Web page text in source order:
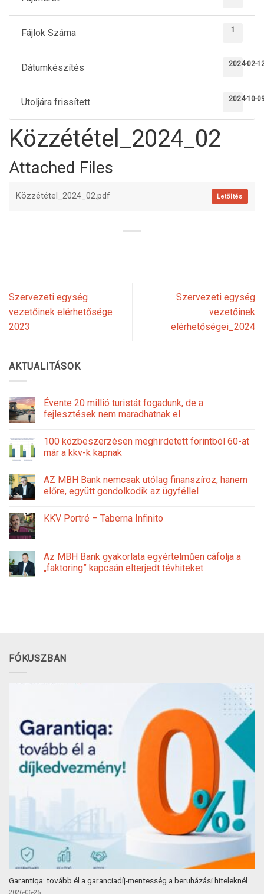
Fájlok Száma 1
Dátumkészítés 2024-02-
Utoljára frissített 2024-10-
Közzététel_2024_02
Attached Files
Közzététel_2024_02.pdf Letöltés
Szervezeti egység
vezetőinek elérhetősége
2023
Szervezeti egység
vezetőinek
elérhetőségei_2024
AKTUALITÁSOK
Évente 20 millió turistát fogadunk, de a
fejlesztések nem maradhatnak el
100 közbeszerzésen meghirdetett forintból 60-at
már a kkv-k kapnak
AZ MBH Bank nemcsak utólag finanszíroz, hanem
előre, együtt gondolkodik az ügyféllel
KKV Portré – Taberna Infinito
Az MBH Bank gyakorlata egyértelműen cáfolja a
„faktoring” kapcsán elterjedt tévhiteket
FÓKUSZBAN
Garantiqa: tovább él a garanciadíj-mentesség a beruházási hiteleknél
2026-06-25